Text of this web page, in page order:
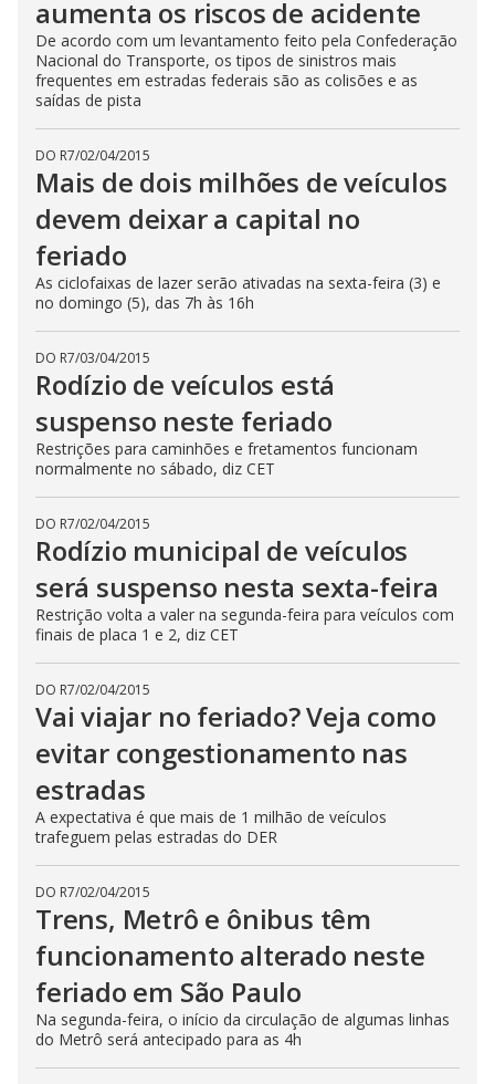
aumenta os riscos de acidente
De acordo com um levantamento feito pela Confederação
Nacional do Transporte, os tipos de sinistros mais
frequentes em estradas federais são as colisões e as
saídas de pista
DO R7/02/04/2015
Mais de dois milhões de veículos
devem deixar a capital no
feriado
As ciclofaixas de lazer serão ativadas na sexta-feira (3) e
no domingo (5), das 7h às 16h
DO R7/03/04/2015
Rodízio de veículos está
suspenso neste feriado
Restrições para caminhões e fretamentos funcionam
normalmente no sábado, diz CET
DO R7/02/04/2015
Rodízio municipal de veículos
será suspenso nesta sexta-feira
Restrição volta a valer na segunda-feira para veículos com
finais de placa 1 e 2, diz CET
DO R7/02/04/2015
Vai viajar no feriado? Veja como
evitar congestionamento nas
estradas
A expectativa é que mais de 1 milhão de veículos
trafeguem pelas estradas do DER
DO R7/02/04/2015
Trens, Metrô e ônibus têm
funcionamento alterado neste
feriado em São Paulo
Na segunda-feira, o início da circulação de algumas linhas
do Metrô será antecipado para as 4h